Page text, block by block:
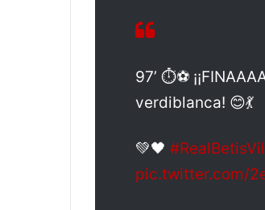
97’ ⏱⚽
verdiblanca! 😊💃
💚🖤
pic.twitter.com/